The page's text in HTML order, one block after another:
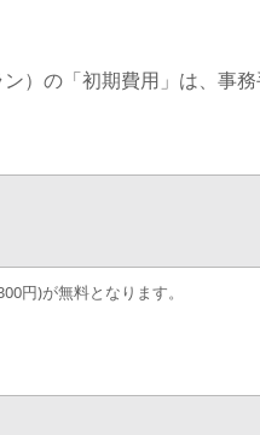
）の「初期費用」は、事
円)が無料となります。